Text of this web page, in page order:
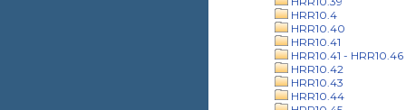
HRR10.4
HRR10.40
HRR10.41
HRR10.41 - HRR10.46
HRR10.42
HRR10.43
HRR10.44